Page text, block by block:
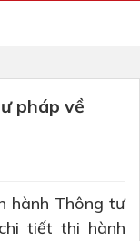
pháp về
hành Thông tư
tiết thi hành